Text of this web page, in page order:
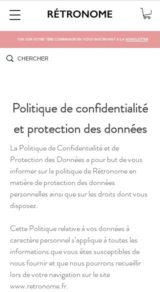
-10% SUR VOTRE 1ÈRE COMMANDE EN VOUS INSCRIVANT À LA NEWSLETTER
Politique de confidentialité
et protection des données
La Politique de Confidentialité et de
Protection des Données a pour but de vous
informer sur la politique de Rétronome en
matière de protection des données
personnelles ainsi que sur les droits dont vous
disposez.
Cette Politique relative à vos données à
caractère personnel s’applique à toutes les
informations que vous êtes susceptibles de
nous fournir et que nous pourrons recueillir
lors de votre navigation sur le site
www.retronome.fr.